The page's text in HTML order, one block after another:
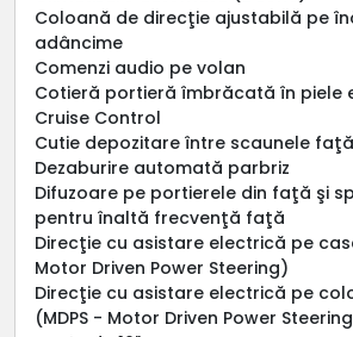
Coloană de direcţie ajustabilă pe
adâncime
Comenzi audio pe volan
Cotieră portieră îmbrăcată în piele
Cruise Control
Cutie depozitare între scaunele faţă
Dezaburire automată parbriz
Difuzoare pe portierele din faţă şi
pentru înaltă frecvenţă faţă
Direcţie cu asistare electrică pe
Motor Driven Power Steering)
Direcţie cu asistare electrică pe
(MDPS - Motor Driven Power